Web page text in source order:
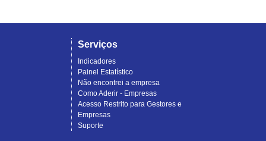
Serviços
Indicadores
Painel Estatístico
Não encontrei a empresa
Como Aderir - Empresas
Acesso Restrito para Gestores e
Empresas
Suporte